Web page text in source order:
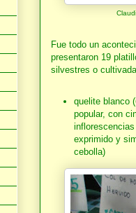
Fue todo un
presentaron 19
silvestres o
quelite blanco (
popular, con
exprimido y
cebolla)